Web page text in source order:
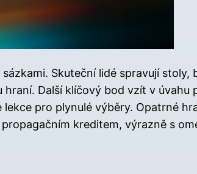
Skuteční lidé spravují stoly,
Další klíčový bod vzít v
pro plynulé výběry. Opatrné
kreditem, výrazně s